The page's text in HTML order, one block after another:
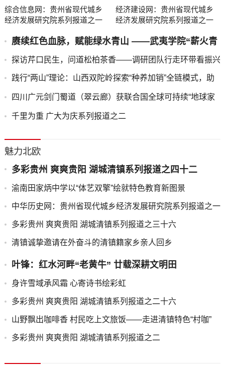
综合信息网：贵州省现代城乡
经济发展研究院系列报道之一
经济建设网：贵州省现代城乡
经济发展研究院系列报道之一
赓续红色血脉，赋能绿水青山 ——武夷学院“薪火青
绿”实践团队深入金坑乡调研红绿融合发展
探访芹口民生，问道松柏茶香——调研团队行走环带看振兴
践行“两山”理论：山西双陀岭探索“种养加销”全链模式，助
四川广元剑门蜀道（翠云廊）获联合国全球可持续“地球家
千里为重 广大为庆系列报道之二
魅力北欧
多彩贵州 爽爽贵阳 湖城清镇系列报道之四十二
渝南田家炳中学以“体艺双擎”绘就特色教育新图景
中华历史网：贵州省现代城乡经济发展研究院系列报道之一
多彩贵州 爽爽贵阳 湖城清镇系列报道之三十六
清镇诚挚邀请在外奋斗的清镇籍家乡亲人回乡
叶锋：红水河畔“老黄牛” 廿载深耕文明田
身许雪域承风霜 心寄诗书绘彩虹
多彩贵州 爽爽贵阳 湖城清镇系列报道之二十六
山野飘出咖啡香 村民吃上文旅饭——走进清镇特色“村咖”
多彩贵州 爽爽贵阳 湖城清镇系列报道之二